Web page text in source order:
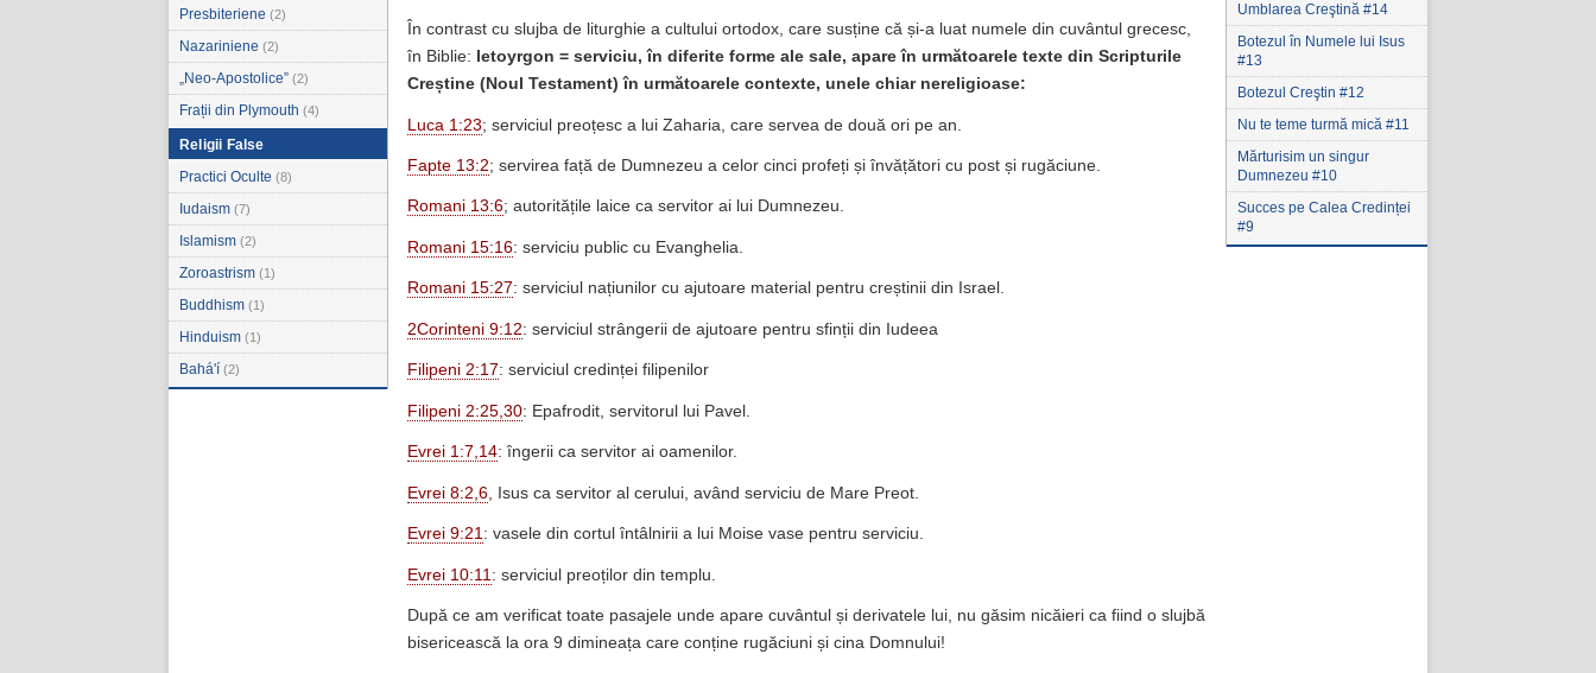
Presbiteriene (2)
Nazariniene (2)
„Neo-Apostolice” (2)
Frații din Plymouth (4)
Religii False
Practici Oculte (8)
Iudaism (7)
Islamism (2)
Zoroastrism (1)
Buddhism (1)
Hinduism (1)
Bahá'í (2)
În contrast cu slujba de liturghie a cultului ortodox, care susține că și-a luat numele din cuvântul grecesc,
în Biblie: letoyrgon = serviciu,în diferite forme ale sale, apare în următoarele texte din Scripturile
Creștine (Noul Testament) în următoarele contexte, unele chiar nereligioase:
Luca 1:23; serviciul preoțesc a lui Zaharia, care servea de două ori pe an.
Fapte 13:2; servirea față de Dumnezeu a celor cinci profeți și învățători cu post și rugăciune.
Romani 13:6; autoritățile laice ca servitor ai lui Dumnezeu.
Romani 15:16: serviciu public cu Evanghelia.
Romani 15:27: serviciul națiunilor cu ajutoare material pentru creștinii din Israel.
2Corinteni 9:12: serviciul strângerii de ajutoare pentru sfinții din Iudeea
Filipeni 2:17: serviciul credinței filipenilor
Filipeni 2:25,30: Epafrodit, servitorul lui Pavel.
Evrei 1:7,14: îngerii ca servitor ai oamenilor.
Evrei 8:2,6 , Isus ca servitor al cerului, având serviciu de Mare Preot.
Evrei 9:21: vasele din cortul întâlnirii a lui Moise vase pentru serviciu.
Evrei 10:11 : serviciul preoților din templu.
După ce am verificat toate pasajele unde apare cuvântul și derivatele lui, nu găsim nicăieri ca fiind o slujbă
bisericească la ora 9 dimineața care conține rugăciuni și cina Domnului!
Umblarea Creştină #14
Botezul în Numele lui Isus
#13
Botezul Creştin #12
Nu te teme turmă mică #11
Mărturisim un singur
Dumnezeu #10
Succes pe Calea Credinței
#9